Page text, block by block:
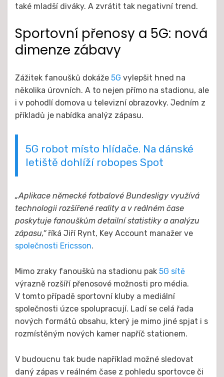
také mladší diváky. A zvrátit tak negativní trend.
Sportovní přenosy a 5G: nová
dimenze zábavy
Zážitek fanoušků dokáže 5G vylepšit hned na
několika úrovních. A to nejen přímo na stadionu, ale
i v pohodlí domova u televizní obrazovky. Jedním z
příkladů je nabídka analýz zápasu.
5G robot místo hlídače. Na dánské
letiště dohlíží robopes Spot
„Aplikace německé fotbalové Bundesligy využívá
technologii rozšířené reality a v reálném čase
poskytuje fanouškům detailní statistiky a analýzu
zápasu,“říká Jiří Rynt, Key Account manažer ve
společnosti Ericsson.
Mimo zraky fanoušků na stadionu pak 5G sítě
výrazně rozšíří přenosové možnosti pro média.
V tomto případě sportovní kluby a mediální
společnosti úzce spolupracují. Ladí se celá řada
nových formátů obsahu, který je mimo jiné spjat i s
rozmístěným nových kamer napříč stationem.
V budoucnu tak bude například možné sledovat
daný zápas v reálném čase z pohledu sportovce či